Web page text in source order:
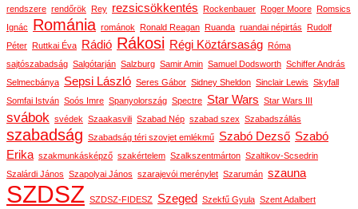
rendszere rendőrök Rey rezsicsökkentés Rockenbauer Roger Moore
Romsics
Ignác
Románia románok Ronald Reagan Ruanda ruandai népirtás
Rudolf
Péter
Ruttkai Éva Rádió Rákosi Régi Köztársaság
Róma
sajtószabadság Salgótarján Salzburg Samir Amin Samuel Dodsworth Schiffer András
Selmecbánya Sepsi László Seres Gábor Sidney Sheldon Sinclair Lewis Skyfall
Somfai István Soós Imre Spanyolország Spectre Star Wars Star Wars III
svábok svédek Szaakasvili Szabad Nép szabad szex Szabadszállás
szabadság Szabadság téri szovjet emlékmű Szabó Dezső Szabó
Erika szakmunkásképző szakértelem Szalkszentmárton Szaltikov-Scsedrin
Szalárdi János Szapolyai János szarajevói merénylet Szarumán szauna
SZDSZ SZDSZ-FIDESZ Szeged Szekfű Gyula Szent Adalbert